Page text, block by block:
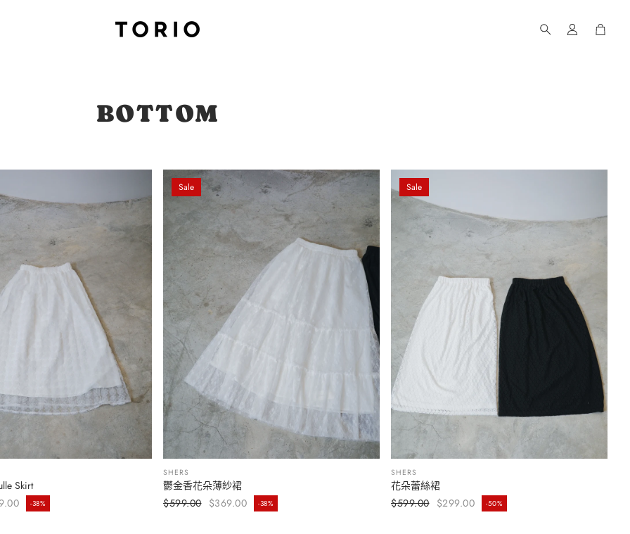
搜
購物車
BOTTOM
加入購物車
Skirt
-38%
Sale
选择选项
SHERS
鬱金香花朵薄紗裙
$369.00
-38%
售價 定價
$599.00
Sale
选择选项
SHERS
花朵蕾絲裙
$299.00
-50%
售價 定價
$599.00